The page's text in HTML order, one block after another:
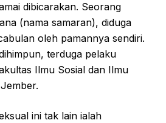
dibicarakan. Seorang
(nama samaran), diduga
oleh pamannya sendiri.
terduga pelaku
Ilmu Sosial dan Ilmu
ini tak lain ialah